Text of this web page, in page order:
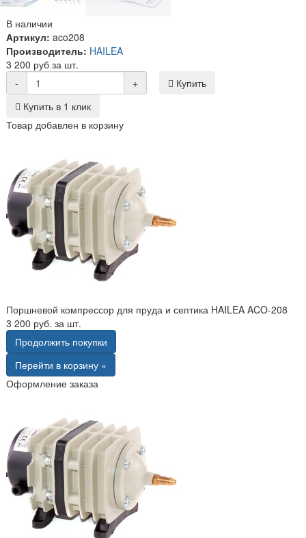
В наличии
Артикул: aco208
Производитель: HAILEA
3 200 руб за шт.
-
+
Купить
Купить в 1 клик
Товар добавлен в корзину
Поршневой компрессор для пруда и септика HAILEA ACO-208
3 200 руб. за шт.
Продолжить покупки
Перейти в корзину »
Оформление заказа